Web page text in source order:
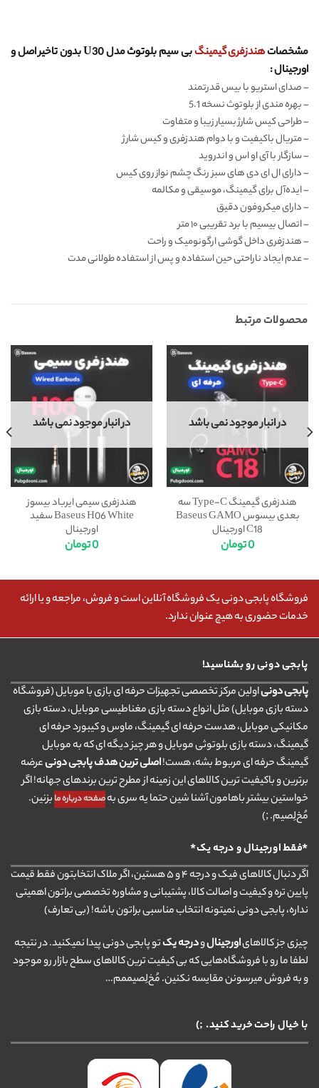
مشخصاتهندزفری گیمینگ
بی سیم بلوتوث مدل U30 بدون تاخیر اصل و
اورجینال :
–صدای استریو با بیس قدرتمند
–بهره مندی از بلوتوث نسخه 5.1
–طراحی کیس شارژ بسیار زیبا و متفاوت
–متریال باکیفیت و با دوام هندزفری و کیس شارژ
–سازگار با آی او اس و اندروید
–دارای ال ای دی های سبز رنگ چشم نواز روی کیس
–ایده‌‌آل برای گیمینگ، موسیقی و مکالمه
–دارای میکروفون دقیق
–اتصال بیسیم با برد تقریبی ۱۰ متر
–هندزفری داخل گوشی ارگونومیک و راحت
–عدم ایجاد ناراحتی حین استفاده و پس از استفاده طولانی مدت
محصولات مرتبط
در انبار موجود نمی باشد
هندزفری گیمینگ Type-C سه
بعدی بیسوس Baseus GAMO
C18 اورجینال
0تومان
در انبار موجود نمی باشد
هندزفری سیمی ایرباد بیسوز
Baseus H06 White سفید
اورجینال
0تومان
فروشگاه پابجی دونی یک فروشگاه آنلاین است و فروش، مراجعه و یا ارائه
خدمات حضوری به هیچ عنوان ندارد.
پابجی دونی رو بشناسید!
پابجی دونیاولین مرکز تخصصی تجهیزات حرفه ای بازی با موبایل (فروشگاه
دسته بازی موبایل) مثل انواع دسته بازی مغناطیسی موبایل، دسته بازی
مکانیکی موبایل، هدست حرفه ای گیمینگ، ماوس و کیبورد حرفه ای
گیمینگ، دسته بازی بلوتوثی موبایل و هر چیز دیگه ای که به موبایل
گیمینگ حرفه ای مربوط بشه، هست!اصلی ترین هدف پابجی دونیعرضه
برترین و باکیفیت ترین کالاهای این زمینه از مطرح ترین برندهای جهانه! اگر
خواستین بیشتر باهامون آشنا شین حتما یه سری بهصفحه درباره ما بزنین.
مُخ‌لِصیم. ;)
*فقط اورجینال و درجه یک*
اگر دنبال کالاهای فیک و درجه ۴ و ۵ هستین، اگر ملاک انتخابتون فقط قیمت
پایین تره و کیفیت و اصالت کالا، پشتیبانی و مشاوره تخصصی براتون اهمیتی
نداره، پابجی دونی نمیتونه انتخاب مناسبی براتون باشه! (بی تعارف)
چیزی جز کالاهایاورجینالودرجه یکتو پابجی دونی پیدا نمیکنید. در نتیجه
لطفا ما رو با فروشگاه‌هایی که بی کیفیت ترین کالاهای سطح بازار رو موجود
و به فروش میرسونن مقایسه نکنین. مُخ‌لِصیممم…
با خیال راحت خرید کنید. ;)